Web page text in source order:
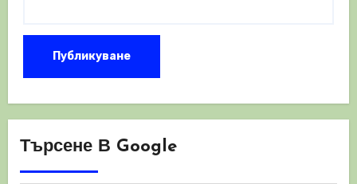
Търсене В Google